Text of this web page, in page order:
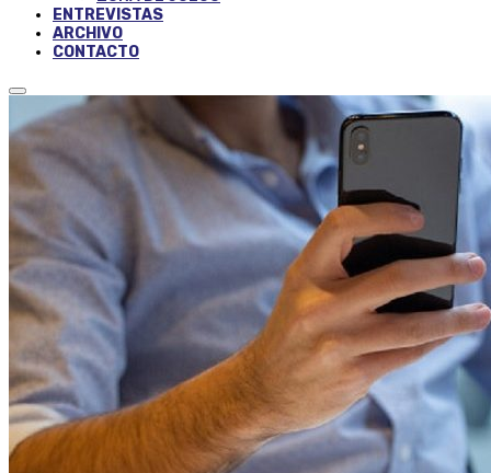
ENTREVISTAS
ARCHIVO
CONTACTO